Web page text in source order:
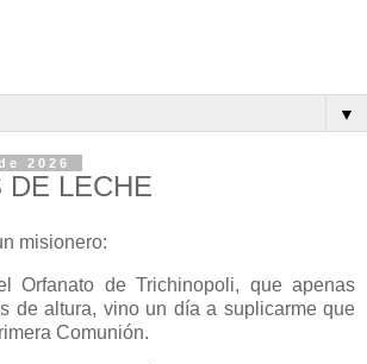
▼
2026
DE LECHE
misionero:
Orfanato de Trichinopoli, que apenas
de altura, vino un día a suplicarme que
Comunión.